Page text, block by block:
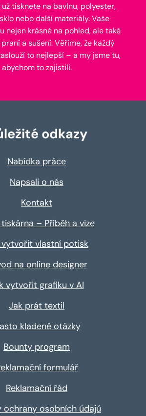
tisknete na bavlnu, polyester,
nebo další materiály. Vaše
nejen krásné na pohled, ale také
a sušení. Věříme, že každý
to nejlepší – a my jsme tu,
abychom to zajistili.
odkazy
Nabídka práce
Napsali o nás
Kontakt
tiskárna – Příběh a vize
vytvořit vlastní potisk
na online designer
vytvořit grafiku v AI
Jak prát textil
kladené otázky
Bounty program
formulář
Reklamační řád
ochrany osobních údajů